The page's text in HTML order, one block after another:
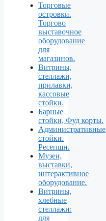
Торговые
островки.
Торгово
выставочное
оборудование
для
магазинов.
Витрины,
стеллажи,
прилавки,
кассовые
стойки.
Барные
стойки, Фуд корты.
Aдминистративные
стойки.
Ресепшн.
Музеи,
выставки,
интерактивное
оборудование.
Витрины,
хлебные
стеллажи:
для